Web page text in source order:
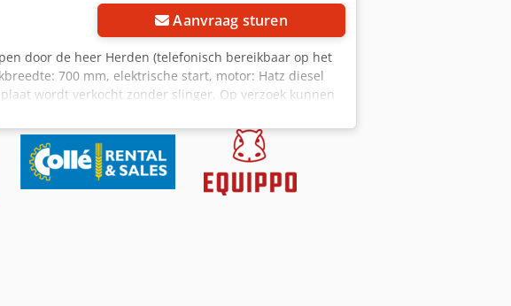
Aanvraag sturen
door de heer Herden (telefonisch bereikbaar op het
700 mm, elektrische start, motor: Hatz diesel
wordt verkocht zonder slinger. Op verzoek kunnen
Westtech. Wij zijn officieel distributie- en
Crjdjymi Iijpfx Antof Wij zijn officieel distributie-
Wij zijn officieel distributie- en servicepartner van
en servicepartner van Magni telescopische laders.
en servicepartner van Mercedes-Benz. Wij
Prijs-, druk- en verkoopwijzigingen voorbehouden. =